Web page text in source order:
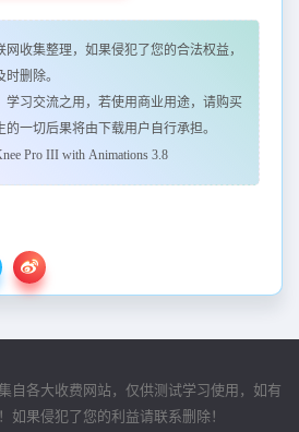
收集整理，如果侵犯了您的合法权益，
删除。
学习交流之用，若使用商业用途，请购买
的一切后果将由下载用户自行承担。
Pro III with Animations 3.8
自各大收费网站，仅供测试学习使用，如有
如果侵犯了您的利益请联系删除！